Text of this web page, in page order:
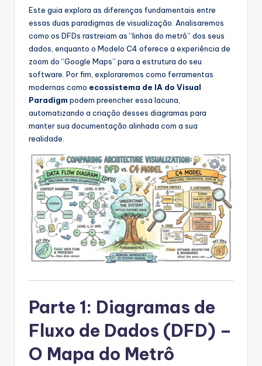
&
S
o
d
Este guia explora as diferenças fundamentais entre
essas duas paradigmas de visualização. Analisaremos
como os DFDs rastreiam as “linhas do metrô” dos seus
dados, enquanto o Modelo C4 oferece a experiência de
zoom do “Google Maps” para a estrutura do seu
software. Por fim, exploraremos como ferramentas
modernas como ecossistema de IA do Visual
Paradigm podem preencher essa lacuna,
automatizando a criação desses diagramas para
manter sua documentação alinhada com a sua
realidade.
Parte 1: Diagramas de
Fluxo de Dados (DFD) –
O Mapa do Metrô